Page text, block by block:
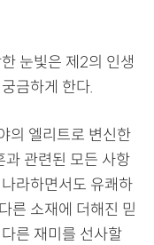
눈빛은 제2의 인생
금하게 한다.
의 엘리트로 변신한
과 관련된 모든 사항
라하면서도 유쾌하
른 소재에 더해진 믿
른 재미를 선사할